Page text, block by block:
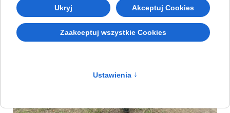
Ukryj Akceptuj Cookies
Zaakceptuj wszystkie Cookies
Ustawienia ↑